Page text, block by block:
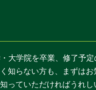
大学院を卒業、修了予定
知らない方も、まずはお
っていただければうれし